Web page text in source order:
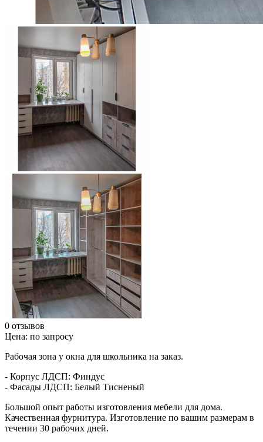
0 отзывов
Цена: по запросу
Рабочая зона у окна для школьника на заказ.
- Корпус ЛДСП: Финдус
- Фасады ЛДСП: Белый Тисненый
Большой опыт работы изготовления мебели для дома.
Качественная фурнитура. Изготовление по вашим размерам в
течении 30 рабочих дней.